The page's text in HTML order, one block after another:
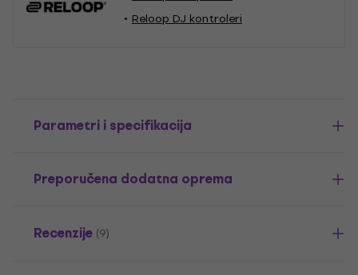
Reloop DJ kontroleri
Parametri i specifikacija
Preporučena dodatna oprema
Recenzije (9)